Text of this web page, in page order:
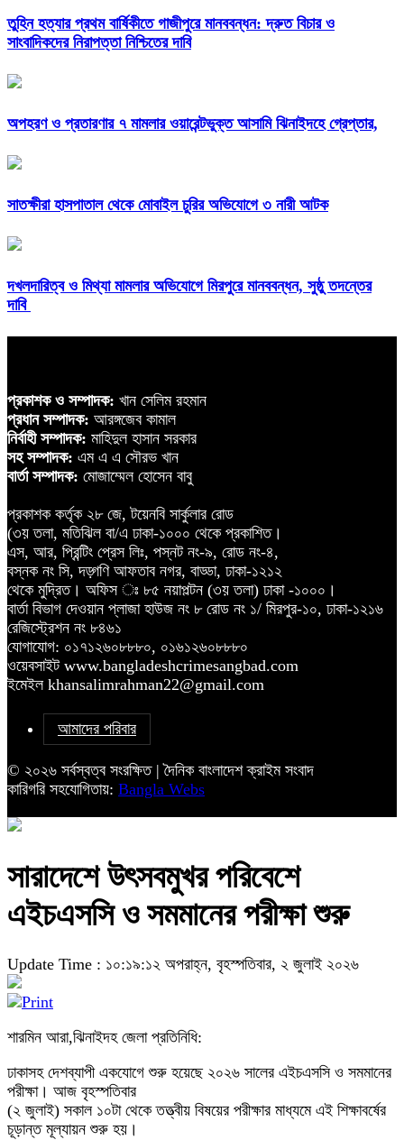
তুহিন হত্যার প্রথম বার্ষিকীতে গাজীপুরে মানববন্ধন: দ্রুত বিচার ও
সাংবাদিকদের নিরাপত্তা নিশ্চিতের দাবি
অপহরণ ও প্রতারণার ৭ মামলার ওয়ারেন্টভুক্ত আসামি ঝিনাইদহে গ্রেপ্তার,
সাতক্ষীরা হাসপাতাল থেকে মোবাইল চুরির অভিযোগে ৩ নারী আটক
দখলদারিত্ব ও মিথ্যা মামলার অভিযোগে মিরপুরে মানববন্ধন, সুষ্ঠু তদন্তের
দাবি
প্রকাশক ও সম্পাদক: খান সেলিম রহমান
প্রধান সম্পাদক: আরঙ্গজেব কামাল
নির্বাহী সম্পাদক: মাহিদুল হাসান সরকার
সহ সম্পাদক: এম এ এ সৌরভ খান
বার্তা সম্পাদক: মোজাম্মেল হোসেন বাবু
প্রকাশক কর্তৃক ২৮ জে, টয়েনবি সার্কুলার রোড
(৩য় তলা, মতিঝিল বা/এ ঢাকা-১০০০ থেকে প্রকাশিত।
এস, আর, প্রিন্টিং প্রেস লিঃ, পস্নট নং-৯, রোড নং-৪,
বস্নক নং সি, দড়্গণি আফতাব নগর, বাড্ডা, ঢাকা-১২১২
থেকে মুদ্রিত। অফিস ঃ ৮৫ নয়াপল্টন (৩য় তলা) ঢাকা -১০০০।
বার্তা বিভাগ দেওয়ান প্লাজা হাউজ নং ৮ রোড নং ১/ মিরপুর-১০, ঢাকা-১২১৬
রেজিস্ট্রেশন নং ৮৪৬১
যোগাযোগ: ০১৭১২৬০৮৮৮০, ০১৬১২৬০৮৮৮০
ওয়েবসাইট www.bangladeshcrimesangbad.com
ইমেইল khansalimrahman22@gmail.com
আমাদের পরিবার
© ২০২৬ সর্বস্বত্ব সংরক্ষিত | দৈনিক বাংলাদেশ ক্রাইম সংবাদ
কারিগরি সহযোগিতায়: Bangla Webs
সারাদেশে উৎসবমুখর পরিবেশে
এইচএসসি ও সমমানের পরীক্ষা শুরু
Update Time : ১০:১৯:১২ অপরাহ্ন, বৃহস্পতিবার, ২ জুলাই ২০২৬
শারমিন আরা,ঝিনাইদহ জেলা প্রতিনিধি:
ঢাকাসহ দেশব্যাপী একযোগে শুরু হয়েছে ২০২৬ সালের এইচএসসি ও সমমানের
পরীক্ষা। আজ বৃহস্পতিবার
(২ জুলাই) সকাল ১০টা থেকে তত্ত্বীয় বিষয়ের পরীক্ষার মাধ্যমে এই শিক্ষাবর্ষের
চূড়ান্ত মূল্যায়ন শুরু হয়।